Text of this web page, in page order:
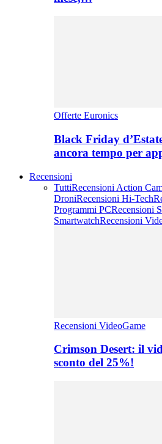
Offerte Euronics
Black Friday
ancora tempo per
Recensioni
TuttiRecensioni Action
DroniRecensioni Hi-Tech
Programmi PCRecensioni
SmartwatchRecensioni
Recensioni VideoGame
Crimson Desert: il
sconto del 25%!